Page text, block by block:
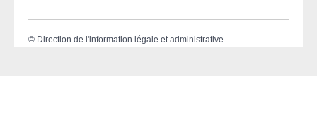
© Direction de l'information légale et administrative